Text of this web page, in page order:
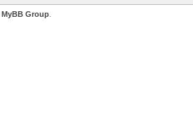
MyBB Group